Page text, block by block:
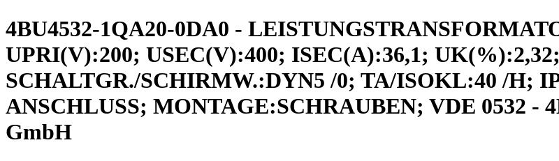
4BU4532-1QA20-0DA0 -
UPRI(V):200; USEC(V):400; ISEC(A):36,1;
SCHALTGR./SCHIRMW.:DYN5 /0; TA/ISOKL:40 /H;
ANSCHLUSS; MONTAGE:SCHRAUBEN; VDE 0532 -
GmbH